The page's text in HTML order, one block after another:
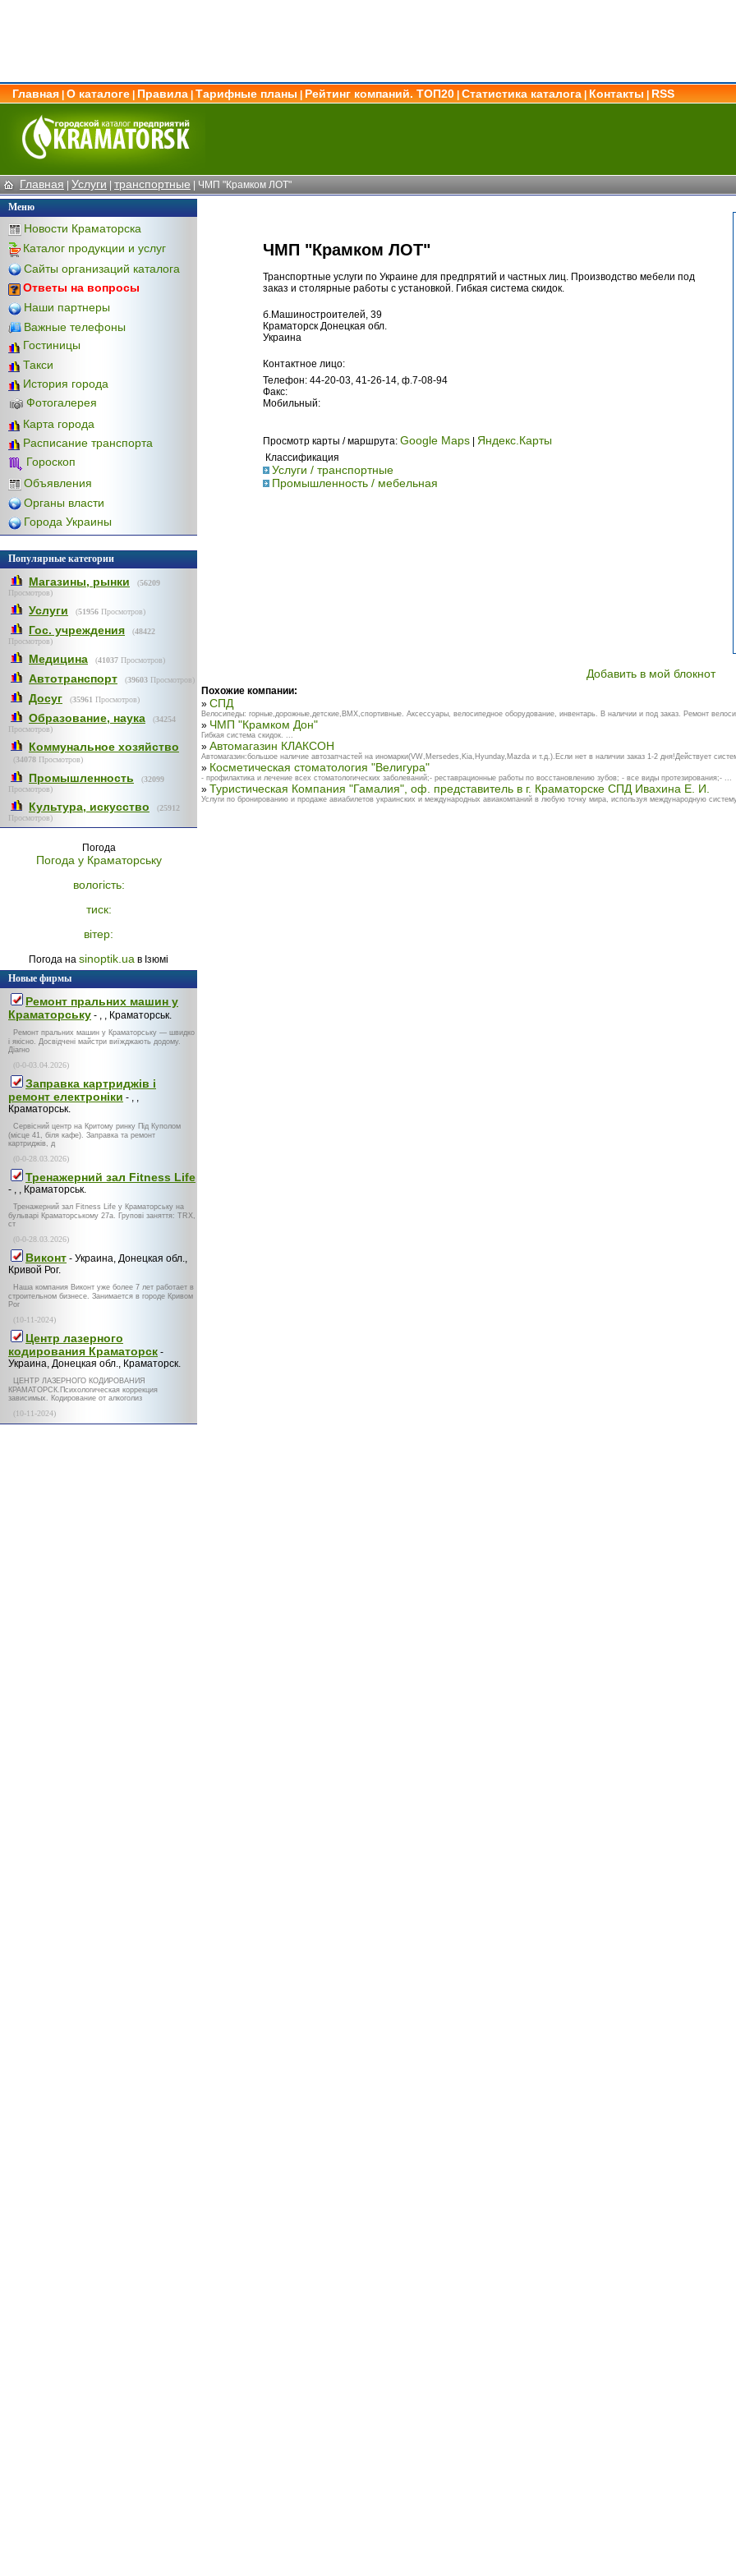
Главная О каталоге Правила Тарифные планы Рейтинг компаний. ТОП20 Статистика каталога Контакты
RSS
Главная | Услуги | транспортные | ЧМП "Крамком ЛОТ"
Меню
Новости Краматорска
Каталог продукции и услуг
Сайты организаций каталога
Ответы на вопросы
Наши партнеры
Важные телефоны
Гостиницы
Такси
История города
Фотогалерея
Карта города
Расписание транспорта
Гороскоп
Объявления
Органы власти
Города Украины
Популярные категории
Магазины, рынки (56209
Просмотров)
Услуги (51956 Просмотров)
Гос. учреждения (48422
Просмотров)
Медицина (41037 Просмотров)
Автотранспорт (39603 Просмотров)
Досуг (35961 Просмотров)
Образование, наука (34254
Просмотров)
Коммунальное хозяйство
(34078 Просмотров)
Промышленность (32099
Просмотров)
Культура, искусство (25912
Просмотров)
Погода
Погода у Краматорську
вологість:
тиск:
вітер:
Погода на sinoptik.ua в Ізюмі
Новые фирмы
Ремонт пральних машин у
Краматорську - , , Краматорськ.
Ремонт пральних машин у Краматорську — швидко
і якісно. Досвідчені майстри виїжджають додому.
Діагно
(0-0-03.04.2026)
Заправка картриджів і
ремонт електроніки - , ,
Краматорськ.
Сервісний центр на Критому ринку Під Куполом
(місце 41, біля кафе). Заправка та ремонт
картриджів, д
(0-0-28.03.2026)
Тренажерний зал Fitness Life
- , , Краматорськ.
Тренажерний зал Fitness Life у Краматорську на
бульварі Краматорському 27а. Групові заняття: TRX,
ст
(0-0-28.03.2026)
Виконт - Украина, Донецкая обл.,
Кривой Рог.
Наша компания Виконт уже более 7 лет работает в
строительном бизнесе. Занимается в городе Кривом
Рог
(10-11-2024)
Центр лазерного
кодирования Краматорск -
Украина, Донецкая обл., Краматорск.
ЦЕНТР ЛАЗЕРНОГО КОДИРОВАНИЯ
КРАМАТОРСК.Психологическая коррекция
зависимых. Кодирование от алкоголиз
(10-11-2024)
ЧМП "Крамком ЛОТ"
Транспортные услуги по Украине для предпрятий и частных лиц. Производство мебели под
заказ и столярные работы с установкой. Гибкая система скидок.
б.Машиностроителей, 39
Краматорск Донецкая обл.
Украина
Контактное лицо:
Телефон: 44-20-03, 41-26-14, ф.7-08-94
Факс:
Мобильный:
Просмотр карты / маршрута: Google Maps | Яндекс.Карты
Классификация
Услуги / транспортные
Промышленность / мебельная
Добавить в мой блокнот
Похожие компании:
» СПД
Велосипеды: горные,дорожные,детские,BMX,спортивные. Аксессуары, велосипедное оборудование, инвентарь. В наличии и под заказ. Ремонт
» ЧМП "Крамком Дон"
Гибкая система скидок. ...
» Автомагазин КЛАКСОН
Автомагазин:большое наличие автозапчастей на иномарки(VW,Mersedes,Kia,Hyunday,Mazda и т.д.).Если нет в наличии заказ 1-2 дня!Действует
» Косметическая стоматология "Велигура"
- профилактика и лечение всех стоматологических заболеваний;- реставрационные работы по восстановлению зубов; - все виды протезирования;- ...
» Туристическая Компания "Гамалия", оф. представитель в г. Краматорске СПД Ивахина Е. И.
Услуги по бронированию и продаже авиабилетов украинских и международных авиакомпаний в любую точку мира, используя международную